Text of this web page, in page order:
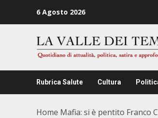
6 Agosto 2026
Rubrica Salute Cultura
Home Mafia: si è pentito Franco